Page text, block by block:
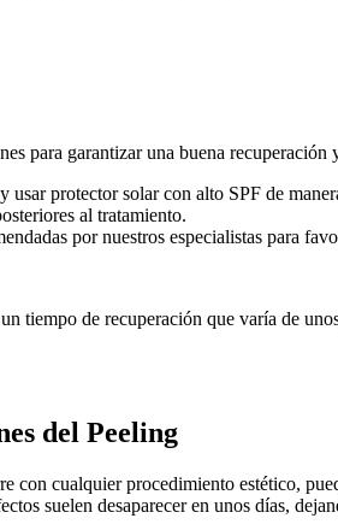
para garantizar una buena recuperación
protector solar con alto SPF de
al tratamiento.
por nuestros especialistas para
tiempo de recuperación que varía de
del Peeling
con cualquier procedimiento estético,
suelen desaparecer en unos días,